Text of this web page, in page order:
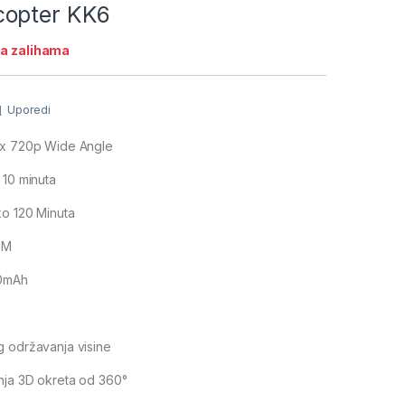
KK6
zalihama
Uporedi
720p Wide Angle
minuta
120 Minuta
održavanja visine
3D okreta od 360°